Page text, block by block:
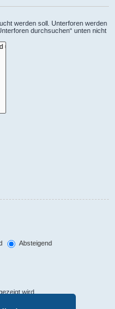
werden soll. Unterforen werden
durchsuchen“ unten nicht
Absteigend
wird.